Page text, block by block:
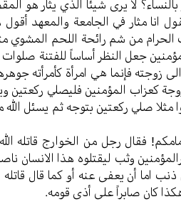
لا یری شیئا الذي یثار هو
انا مثار في الجامعة والمعهد
الحرام من شم رائحة اللحم المشوي
جعل النظر أساساً للفتنة صلوات
زوجته فإنما هي امرأة كأمرأته
کعزاب المؤمنین فلیصلي رکعتین
مثلا صلي رکعتین بتوجه ثم یسئل
فقال رجل من الخوارج قاتله الله
وثب لیقتلوه هذا الانسان
اما أن یعفی عنه أو کما قال قاتله
کان صابراً علی أذی قومه.